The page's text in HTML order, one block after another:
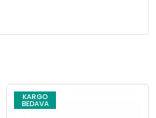
KARGO
BEDAVA